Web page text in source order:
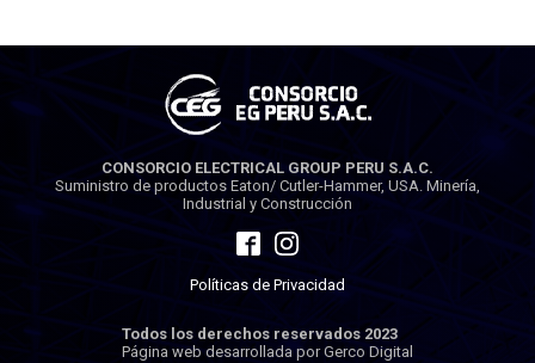
CONSORCIO ELECTRICAL GROUP PERU S.A.C.
Suministro de productos Eaton/ Cutler-Hammer, USA. Minería,
Industrial y Construcción
Políticas de Privacidad
Todos los derechos reservados 2023
Página web desarrollada por Gerco Digital